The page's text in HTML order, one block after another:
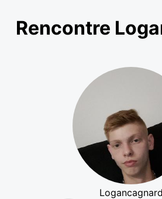
Rencontre
Logancagnard